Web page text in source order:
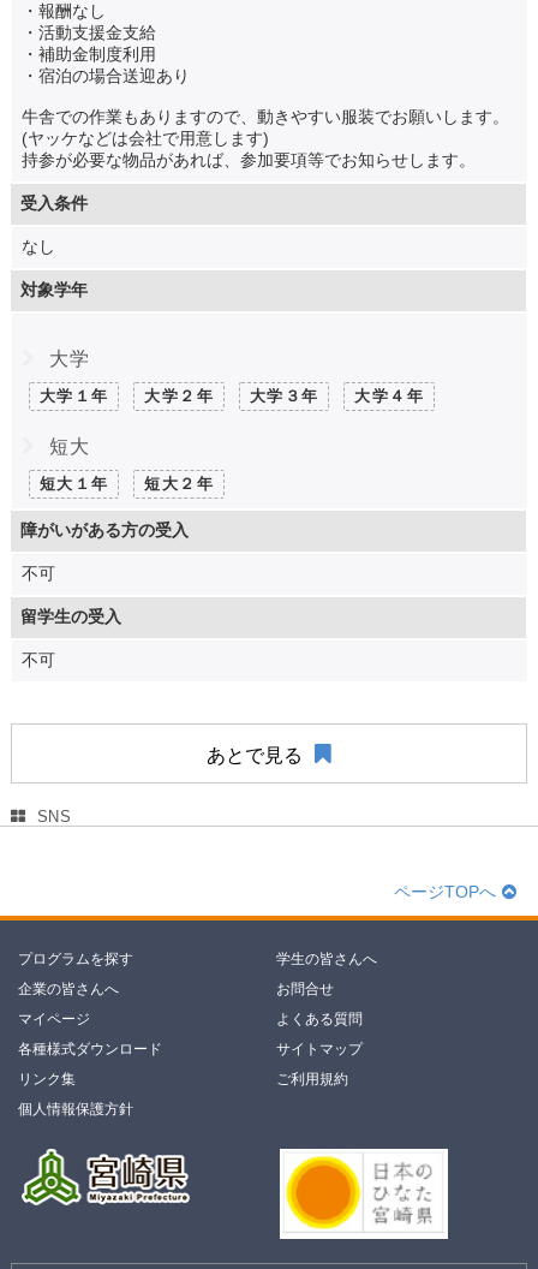
・報酬なし
・活動支援金支給
・補助金制度利用
・宿泊の場合送迎あり
牛舎での作業もありますので、動きやすい服装でお願いします。
(ヤッケなどは会社で用意します)
持参が必要な物品があれば、参加要項等でお知らせします。
受入条件
なし
対象学年
大学
大学１年 大学２年 大学３年 大学４年
短大
短大１年 短大２年
障がいがある方の受入
不可
留学生の受入
不可
あとで見る
SNS
ページTOPへ
プログラムを探す
学生の皆さんへ
企業の皆さんへ
お問合せ
マイページ
よくある質問
各種様式ダウンロード
サイトマップ
リンク集
ご利用規約
個人情報保護方針